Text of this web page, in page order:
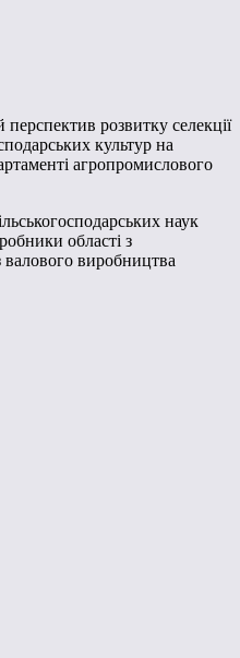
розвитку селекції
культур на
агропромислового
наук
області з
валового виробництва